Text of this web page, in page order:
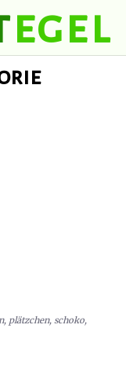
egel
, plätzchen, schoko,